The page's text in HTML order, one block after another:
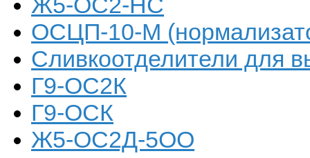
ОСЦП-10-М
Сливкоотделители для
Г9-ОС2К
Г9-ОСК
Ж5-ОС2Д-5ОО